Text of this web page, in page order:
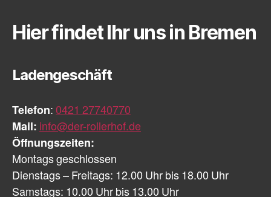
Hier findet Ihr uns in Bremen
Ladengeschäft
Telefon: 0421 27740770
Mail: info@der-rollerhof.de
Öffnungszeiten:
Montags geschlossen
Dienstags – Freitags: 12.00 Uhr bis 18.00 Uhr
Samstags: 10.00 Uhr bis 13.00 Uhr